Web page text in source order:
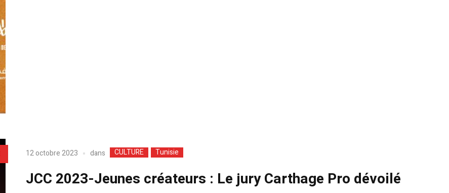
12 octobre 2023 dans CULTURE Tunisie
JCC 2023-Jeunes créateurs : Le jury Carthage Pro dévoilé